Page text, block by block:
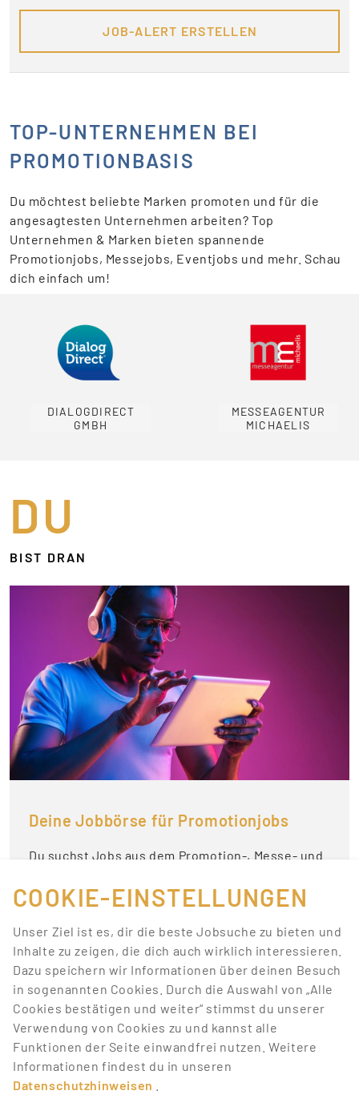
JOB-ALERT ERSTELLEN
TOP-UNTERNEHMEN BEI
PROMOTIONBASIS
Du möchtest beliebte Marken promoten und für die
angesagtesten Unternehmen arbeiten? Top
Unternehmen & Marken bieten spannende
Promotionjobs, Messejobs, Eventjobs und mehr. Schau
dich einfach um!
DIALOGDIRECT
GMBH
MESSEAGENTUR
MICHAELIS
DU
BIST DRAN
Deine Jobbörse für Promotionjobs
Du suchst Jobs aus dem Promotion-, Messe- und
Stellenausschreibungen verpassen? Registriere
regelmäßige Infos zu neuen Jobs per E-Mail.
JETZT KOSTENLOS REGISTRIEREN
COOKIE-EINSTELLUNGEN
Unser Ziel ist es, dir die beste Jobsuche zu bieten und
Inhalte zu zeigen, die dich auch wirklich interessieren.
Dazu speichern wir Informationen über deinen Besuch
in sogenannten Cookies. Durch die Auswahl von „Alle
Cookies bestätigen und weiter“ stimmst du unserer
Verwendung von Cookies zu und kannst alle
Funktionen der Seite einwandfrei nutzen. Weitere
Informationen findest du in unseren
Datenschutzhinweisen